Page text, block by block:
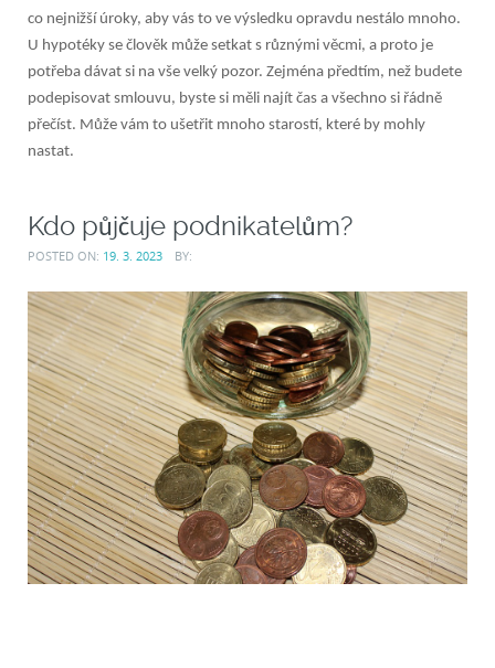
co nejnižší úroky, aby vás to ve výsledku opravdu nestálo mnoho.
U hypotéky se člověk může setkat s různými věcmi, a proto je
potřeba dávat si na vše velký pozor. Zejména předtím, než budete
podepisovat smlouvu, byste si měli najít čas a všechno si řádně
přečíst. Může vám to ušetřit mnoho starostí, které by mohly
nastat.
Kdo půjčuje podnikatelům?
POSTED ON: 19. 3. 2023 BY: